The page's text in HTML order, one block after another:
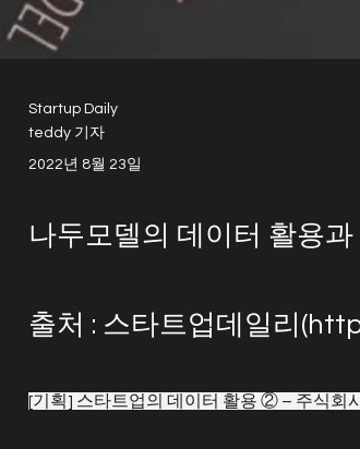
Startup Daily
teddy 기자
2022년 8월 23일
나두모델의 데이터 활용
출처 : 스타트업데일리(
[기획] 스타트업의 데이터 활용 ② – 주식회